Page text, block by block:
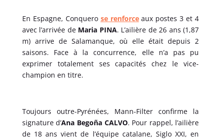
En Espagne, Conquero se renforceaux postes 3 et 4
avec l’arrivée de Maria PINA. L’ailière de 26 ans (1,87
m) arrive de Salamanque, où elle était depuis 2
saisons. Face à la concurrence, elle n’a pas pu
exprimer totalement ses capacités chez le vice-
champion en titre.
Toujours outre-Pyrénées, Mann-Filter confirme la
signature d’Ana Begoña CALVO. Pour rappel, l’ailière
de 18 ans vient de l’équipe catalane, Siglo XXI, en